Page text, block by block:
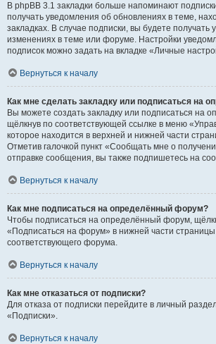
В phpBB 3.1 закладки больше напоминают
получать уведомления об обновлениях в теме,
закладках. В случае подписки, вы будете получать
изменениях в теме или форуме. Настройки
подписок можно задать на вкладке «Личные
Вернуться к началу
Как мне сделать закладку или подписаться на
Вы можете создать закладку или подписаться на
щёлкнув по соответствующей ссылке в меню
которое находится в верхней и нижней части
Отметив галочкой пункт «Сообщать мне о
отправке сообщения, вы также подпишетесь на
Вернуться к началу
Как мне подписаться на определённый форум?
Чтобы подписаться на определённый форум,
«Подписаться на форум» в нижней части
соответствующего форума.
Вернуться к началу
Как мне отказаться от подписки?
Для отказа от подписки перейдите в личный
«Подписки».
Вернуться к началу